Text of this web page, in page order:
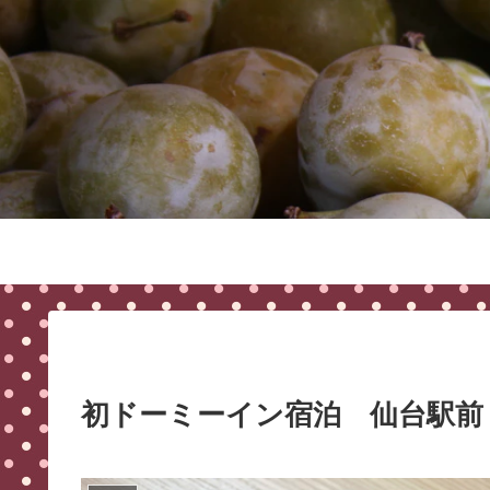
初ドーミーイン宿泊 仙台駅前